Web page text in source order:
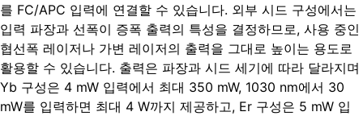
를 FC/APC 입력에 연결할 수 있습니다. 외부 시드 구성에서는
입력 파장과 선폭이 증폭 출력의 특성을 결정하므로, 사용 중인
협선폭 레이저나 가변 레이저의 출력을 그대로 높이는 용도로
활용할 수 있습니다. 출력은 파장과 시드 세기에 따라 달라지며
Yb 구성은 4 mW 입력에서 최대 350 mW, 1030 nm에서 30
mW를 입력하면 최대 4 W까지 제공하고, Er 구성은 5 mW 입